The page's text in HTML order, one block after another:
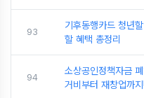
93
기후동행카드 청년
할 혜택 총정리
94
소상공인정책자금
거비부터 재창업까